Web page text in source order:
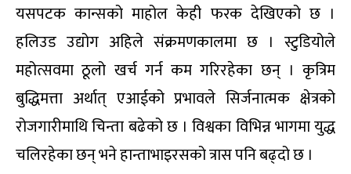
यसपटक कान्सको माहोल केही फरक देखिएको छ ।
हलिउड उद्योग अहिले संक्रमणकालमा छ । स्टुडियोले
महोत्सवमा ठूलो खर्च गर्न कम गरिरहेका छन् । कृत्रिम
बुद्धिमत्ता अर्थात् एआईको प्रभावले सिर्जनात्मक क्षेत्रको
रोजगारीमाथि चिन्ता बढेको छ । विश्वका विभिन्न भागमा युद्ध
चलिरहेका छन् भने हान्ताभाइरसको त्रास पनि बढ्दो छ ।